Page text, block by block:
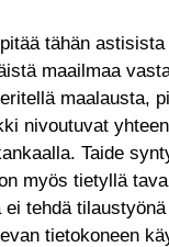
tähän
maailmaa
maalausta,
nivoutuvat
Taide
myös tietyllä
tehdä
tietokoneen